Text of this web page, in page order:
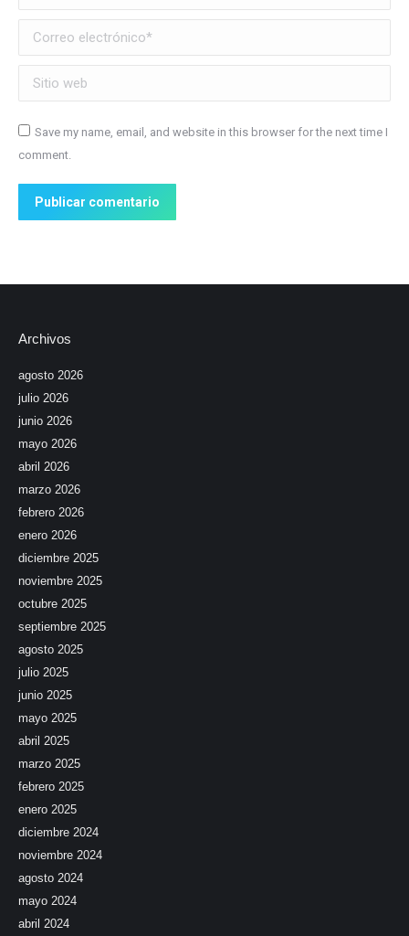
Correo electrónico *
Sitio web
Save my name, email, and website in this browser for the next time I
comment.
Publicar comentario
Archivos
agosto 2026
julio 2026
junio 2026
mayo 2026
abril 2026
marzo 2026
febrero 2026
enero 2026
diciembre 2025
noviembre 2025
octubre 2025
septiembre 2025
agosto 2025
julio 2025
junio 2025
mayo 2025
abril 2025
marzo 2025
febrero 2025
enero 2025
diciembre 2024
noviembre 2024
agosto 2024
mayo 2024
abril 2024